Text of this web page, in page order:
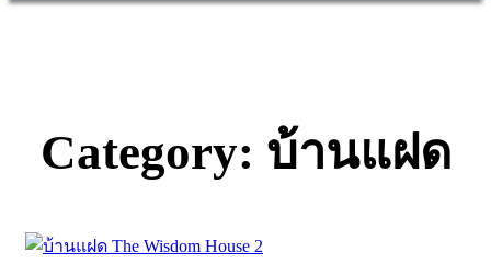
Category: บ้านแฝด